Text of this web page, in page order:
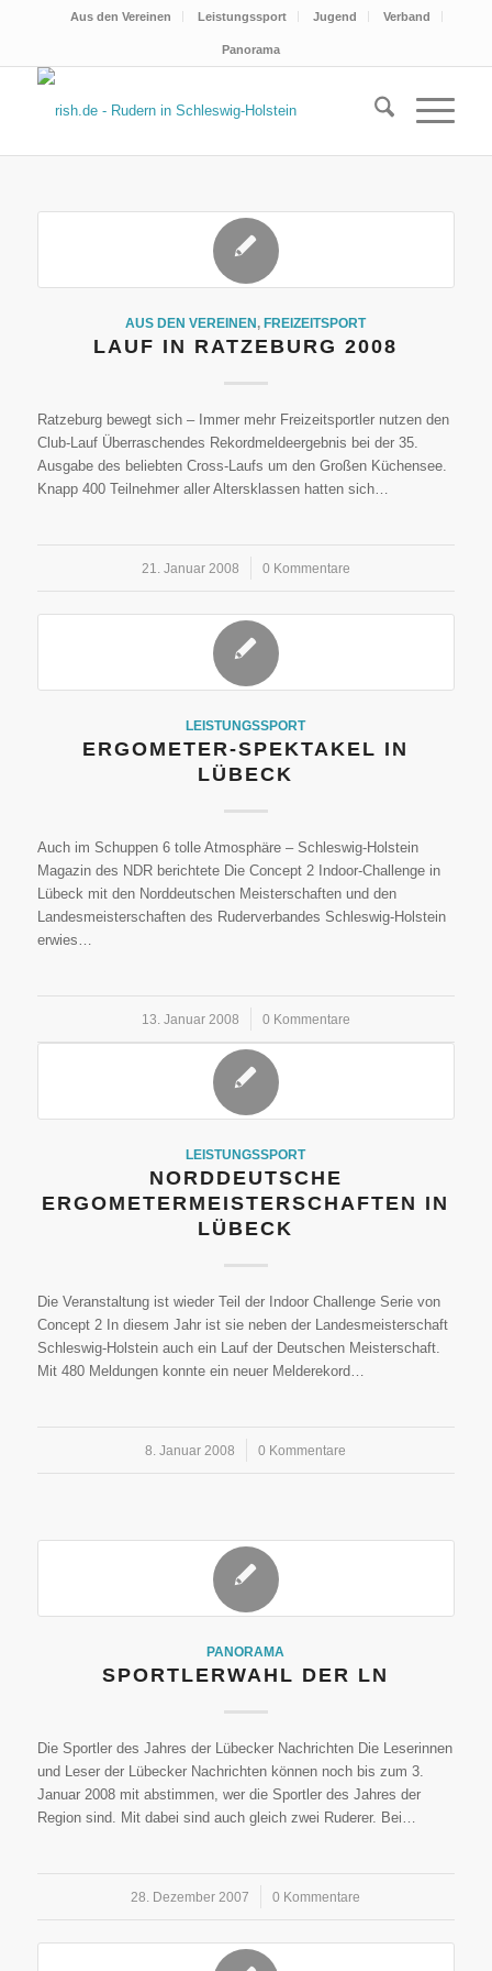
Aus den Vereinen Leistungssport Jugend Verband
Panorama
AUS DEN VEREINEN,FREIZEITSPORT
LAUF IN RATZEBURG 2008
Ratzeburg bewegt sich – Immer mehr Freizeitsportler nutzen den
Club-Lauf Überraschendes Rekordmeldeergebnis bei der 35.
Ausgabe des beliebten Cross-Laufs um den Großen Küchensee.
Knapp 400 Teilnehmer aller Altersklassen hatten sich…
21. Januar 2008
/ 0 Kommentare
LEISTUNGSSPORT
ERGOMETER-SPEKTAKEL IN
LÜBECK
Auch im Schuppen 6 tolle Atmosphäre – Schleswig-Holstein
Magazin des NDR berichtete Die Concept 2 Indoor-Challenge in
Lübeck mit den Norddeutschen Meisterschaften und den
Landesmeisterschaften des Ruderverbandes Schleswig-Holstein
erwies…
13. Januar 2008
/ 0 Kommentare
LEISTUNGSSPORT
NORDDEUTSCHE
ERGOMETERMEISTERSCHAFTEN IN
LÜBECK
Die Veranstaltung ist wieder Teil der Indoor Challenge Serie von
Concept 2 In diesem Jahr ist sie neben der Landesmeisterschaft
Schleswig-Holstein auch ein Lauf der Deutschen Meisterschaft.
Mit 480 Meldungen konnte ein neuer Melderekord…
8. Januar 2008
/ 0 Kommentare
PANORAMA
SPORTLERWAHL DER LN
Die Sportler des Jahres der Lübecker Nachrichten Die Leserinnen
und Leser der Lübecker Nachrichten können noch bis zum 3.
Januar 2008 mit abstimmen, wer die Sportler des Jahres der
Region sind. Mit dabei sind auch gleich zwei Ruderer. Bei…
28. Dezember 2007
/ 0 Kommentare